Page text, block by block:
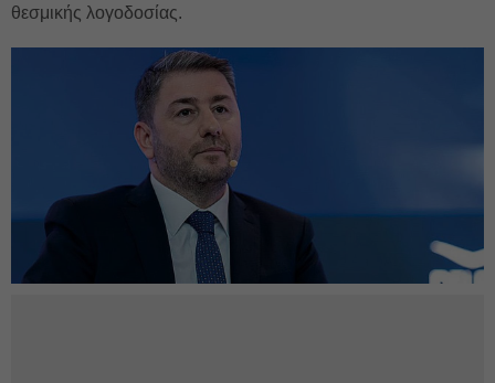
θεσμικής λογοδοσίας.